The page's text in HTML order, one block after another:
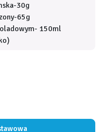
30g
65g
150ml